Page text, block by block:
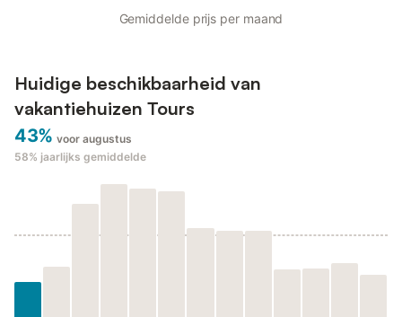
Gemiddelde prijs per maand
Huidige beschikbaarheid van
vakantiehuizen Tours
43% voor augustus
58% jaarlijks gemiddelde